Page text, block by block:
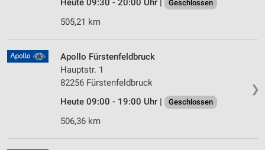
Heute 09:30 - 20:00 Uhr | Geschlossen
505,21 km
❯
Apollo Fürstenfeldbruck
Hauptstr. 1
82256 Fürstenfeldbruck
Heute 09:00 - 19:00 Uhr |
Geschlossen
506,36 km